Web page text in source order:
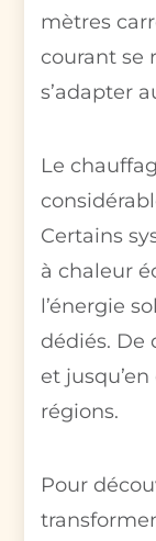
mètres
courant se
s’adapter
Le
Certains
à chaleur
l’énergie
dédiés. De
et
régions.
Pour